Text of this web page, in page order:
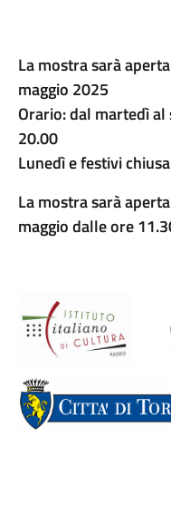
La mostra sarà
maggio 2025
Orario: dal martedì
20.00
Lunedì e festivi chiusa
La mostra sarà
maggio dalle ore